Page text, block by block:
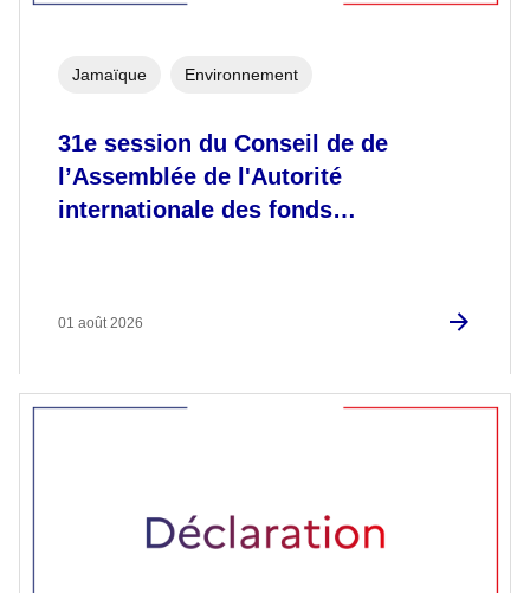
31e session du Conseil de de
l’Assemblée de l'Autorité
internationale des fonds…
Jamaïque Environnement
01 août 2026